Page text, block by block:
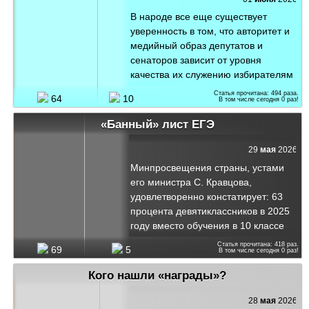
котором явственным образом видна
прикрытая тканью выделяющаяся
часть тела жены (мужа!) Макрона,
доказывающая принадлежность ее
(его) к соответствующему полу.
Французские пиде…, пардон,
гомосексуал...
В народе все еще существует
уверенность в том, что авторитет и
медийный образ депутатов и
сенаторов зависит от уровня
качества их служению избирателям
и стране. Однако убежденность в
этом противоречит самой природе
депутатской активности или
пассивности. Депутат или сенатор
могут годами демонстрировать
свою немоту, зато клакерский актив,
находящийся на депутатском
финансовом подсосе, талантливо
«лепит» из своего хозяина образ
беспримерного бдителя
национального достояния и вс...
64 10
Статья прочитана: 494раза.
В том числе сегодня 0раз!
«Банный» лист ЕГЭ
29 мая2026
Минпросвещения страны, устами
его министра С. Кравцова,
удовлетворенно констатирует: 63
процента девятиклассников в 2025
году вместо обучения в 10 классе
выбрали систему среднего
профессионального образования.
То есть к радости министра
старшие школьные классы остаются
в состоянии ограниченного
69 5
Статья прочитана: 418раз.
В том числе сегодня 0раз!
Кого нашли «награды»?
28 мая2026